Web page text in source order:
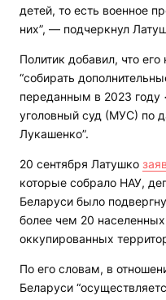
детей, то есть военное
них”, — подчеркнул
Политик добавил, что
“собирать
переданным в 2023
уголовный суд (МУС) по
Лукашенко”.
20 сентября Латушко
которые собрало НАУ,
Беларуси было
более чем 20
оккупированных
По его словам, в
Беларуси